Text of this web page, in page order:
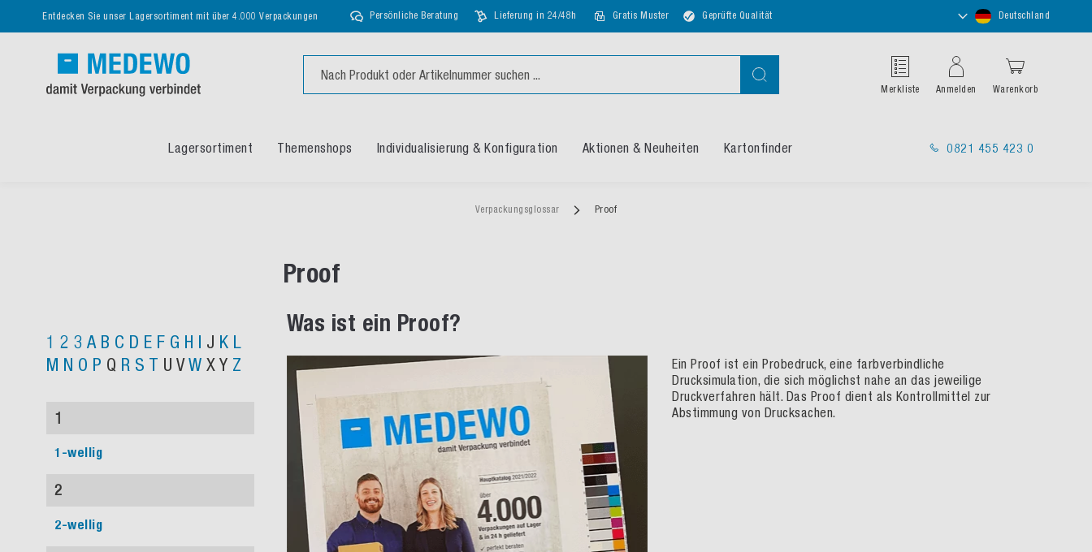
Entdecken Sie unser Lagersortiment mit über 4.000 Verpackungen Persönliche Beratung Lieferung in 24/48h Gratis Muster Geprüfte Qualität
Store
auswählen
Deutschland
Suche
Merkliste Anmelden Warenkorb
Lagersortiment Themenshops Individualisierung & Konfiguration Aktionen & Neuheiten Kartonfinder 0821 455 423 0
Verpackungsglossar Proof
Proof
Was ist ein Proof?
Ein Proof ist ein Probedruck, eine farbverbindliche
Drucksimulation, die sich möglichst nahe an das jeweilige
Druckverfahren hält. Das Proof dient als Kontrollmittel zur
Abstimmung von Drucksachen.
1 2 3 A B C D E F G H I J K L
M N O P Q R S T U VW XY Z
1
1-wellig
2
2-wellig